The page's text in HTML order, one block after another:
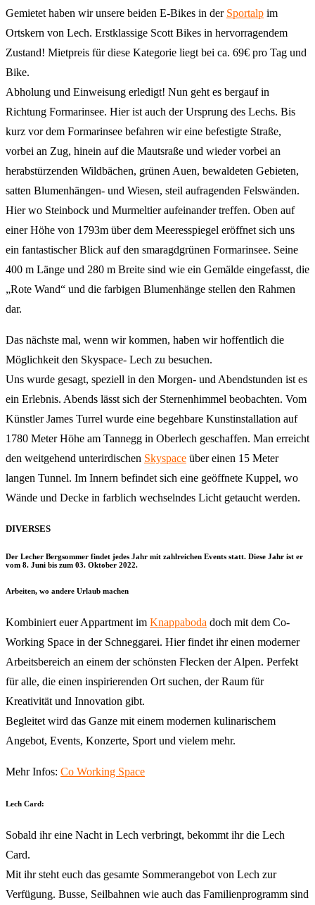
Gemietet haben wir unsere beiden E-Bikes in der Sportalp im
Ortskern von Lech. Erstklassige Scott Bikes in hervorragendem
Zustand! Mietpreis für diese Kategorie liegt bei ca. 69€ pro Tag und
Bike.
Abholung und Einweisung erledigt! Nun geht es bergauf in
Richtung Formarinsee. Hier ist auch der Ursprung des Lechs. Bis
kurz vor dem Formarinsee befahren wir eine befestigte Straße,
vorbei an Zug, hinein auf die Mautsraße und wieder vorbei an
herabstürzenden Wildbächen, grünen Auen, bewaldeten Gebieten,
satten Blumenhängen- und Wiesen, steil aufragenden Felswänden.
Hier wo Steinbock und Murmeltier aufeinander treffen. Oben auf
einer Höhe von 1793m über dem Meeresspiegel eröffnet sich uns
ein fantastischer Blick auf den smaragdgrünen Formarinsee. Seine
400 m Länge und 280 m Breite sind wie ein Gemälde eingefasst, die
„Rote Wand“ und die farbigen Blumenhänge stellen den Rahmen
dar.
Das nächste mal, wenn wir kommen, haben wir hoffentlich die
Möglichkeit den Skyspace- Lech zu besuchen.
Uns wurde gesagt, speziell in den Morgen- und Abendstunden ist es
ein Erlebnis. Abends lässt sich der Sternenhimmel beobachten. Vom
Künstler James Turrel wurde eine begehbare Kunstinstallation auf
1780 Meter Höhe am Tannegg in Oberlech geschaffen. Man erreicht
den weitgehend unterirdischen Skyspace über einen 15 Meter
langen Tunnel. Im Innern befindet sich eine geöffnete Kuppel, wo
Wände und Decke in farblich wechselndes Licht getaucht werden.
DIVERSES
Der Lecher Bergsommer findet jedes Jahr mit zahlreichen Events statt. Diese Jahr ist er
vom 8. Juni bis zum 03. Oktober 2022.
Arbeiten, wo andere Urlaub machen
Kombiniert euer Appartment im Knappaboda doch mit dem Co-
Working Space in der Schneggarei. Hier findet ihr einen moderner
Arbeitsbereich an einem der schönsten Flecken der Alpen. Perfekt
für alle, die einen inspirierenden Ort suchen, der Raum für
Kreativität und Innovation gibt.
Begleitet wird das Ganze mit einem modernen kulinarischem
Angebot, Events, Konzerte, Sport und vielem mehr.
Mehr Infos: Co Working Space
Lech Card:
Sobald ihr eine Nacht in Lech verbringt, bekommt ihr die Lech
Card.
Mit ihr steht euch das gesamte Sommerangebot von Lech zur
Verfügung. Busse, Seilbahnen wie auch das Familienprogramm sind